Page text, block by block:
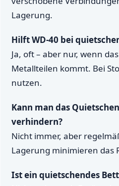
Lagerung.
Hilft WD-40 bei
Ja, oft – aber nur, wenn
Metallteilen kommt. Bei
nutzen.
Kann man das
verhindern?
Nicht immer, aber
Lagerung minimieren das
Ist ein quietschendes